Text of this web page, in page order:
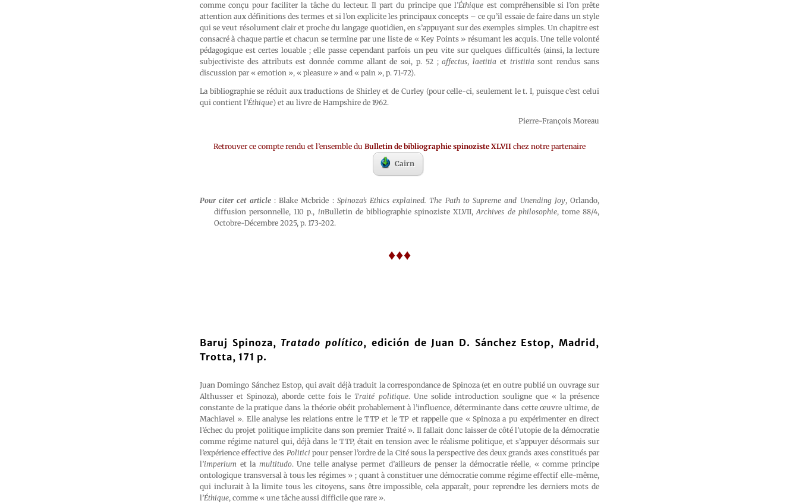
comme conçu pour faciliter la tâche du lecteur. Il part du principe que l’Éthique est compréhensible si l’on prête
attention aux définitions des termes et si l’on explicite les principaux concepts – ce qu’il essaie de faire dans un style
qui se veut résolument clair et proche du langage quotidien, en s’appuyant sur des exemples simples. Un chapitre est
consacré à chaque partie et chacun se termine par une liste de « Key Points » résumant les acquis. Une telle volonté
pédagogique est certes louable ; elle passe cependant parfois un peu vite sur quelques difficultés (ainsi, la lecture
subjectiviste des attributs est donnée comme allant de soi, p. 52 ;affectus,laetitia et tristitiasont rendus sans
discussion par « emotion », « pleasure » and « pain », p. 71-72).
La bibliographie se réduit aux traductions de Shirley et de Curley (pour celle-ci, seulement le t. I, puisque c’est celui
qui contient l’Éthique) et au livre de Hampshire de 1962.
Pierre-François Moreau
Retrouver ce compte rendu et l’ensemble du Bulletin de bibliographie spinoziste XLVII chez notre partenaire
Cairn
Pour citer cet article: Blake Mcbride : Spinoza’s Ethics explained. The Path to Supreme and Unending Joy, Orlando,
diffusion personnelle, 110 p., inBulletin de bibliographie spinoziste XLVII,Archives de philosophie, tome 88/4,
Octobre-Décembre 2025, p. 173-202.
♦♦♦
Baruj Spinoza, Tratado político, edición de Juan D. Sánchez Estop, Madrid,
Trotta, 171 p.
Juan Domingo Sánchez Estop, qui avait déjà traduit la correspondance de Spinoza (et en outre publié un ouvrage sur
Althusser et Spinoza), aborde cette fois leTraité politique. Une solide introduction souligne que « la présence
constante de la pratique dans la théorie obéit probablement à l’influence, déterminante dans cette œuvre ultime, de
Machiavel ». Elle analyse les relations entre le TTP et le TP et rappelle que « Spinoza a pu expérimenter en direct
l’échec du projet politique implicite dans son premier Traité ». Il fallait donc laisser de côté l’utopie de la démocratie
comme régime naturel qui, déjà dans le TTP, était en tension avec le réalisme politique, et s’appuyer désormais sur
l’expérience effective des Politici pour penser l’ordre de la Cité sous la perspective des deux grands axes constitués par
l’imperium et la multitudo. Une telle analyse permet d’ailleurs de penser la démocratie réelle, « comme principe
ontologique transversal à tous les régimes » ; quant à constituer une démocratie comme régime effectif elle-même,
qui inclurait à la limite tous les citoyens, sans être impossible, cela apparaît, pour reprendre les derniers mots de
l’Éthique, comme « une tâche aussi difficile que rare ».